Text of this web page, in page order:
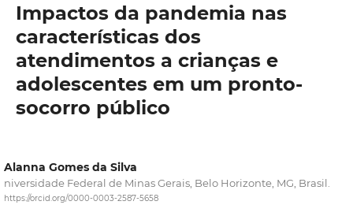
Impactos da pandemia nas
características dos
atendimentos a crianças e
adolescentes em um pronto-
socorro público
Alanna Gomes da Silva
niversidade Federal de Minas Gerais, Belo Horizonte, MG, Brasil.
https://orcid.org/0000-0003-2587-5658